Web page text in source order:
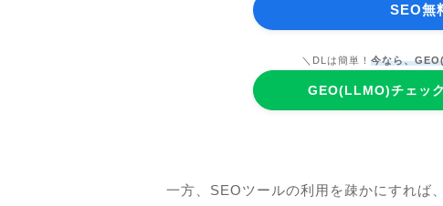
SEO無
＼DLは簡単！ 今なら、
GEO(LLMO)チェッ
一方、SEOツールの利用を疎かにすれば